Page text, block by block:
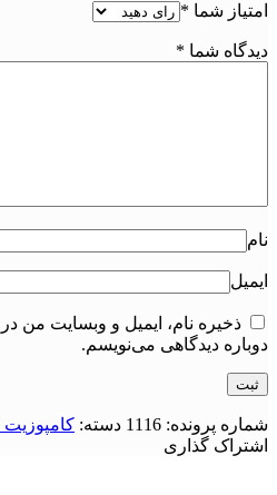
امتیاز شما *
دیدگاه شما *
نام
ایمیل
ذخیره نام، ایمیل و وبسایت من
دوباره دیدگاهی می‌نویسم.
شماره پرونده: 1116 دسته:
اشتراک گذاری